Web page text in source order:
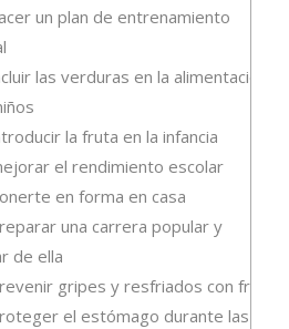
un plan de entrenamiento
las verduras en la alimentación
la fruta en la infancia
el rendimiento escolar
en forma en casa
una carrera popular y
de ella
gripes y resfriados con fruta.
el estómago durante las